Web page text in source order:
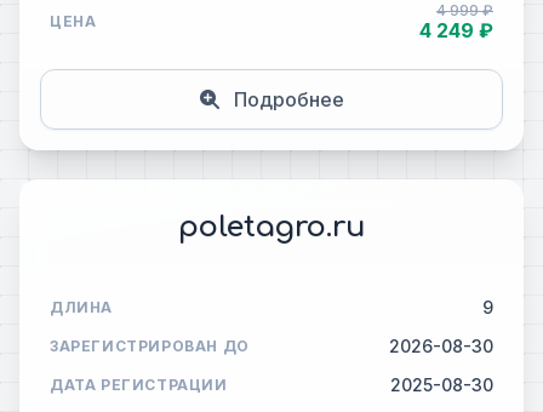
ЦЕНА
4 999 ₽
4 249 ₽
Подробнее
poletagro.ru
ДЛИНА 9
ЗАРЕГИСТРИРОВАН ДО 2026-08-30
ДАТА РЕГИСТРАЦИИ 2025-08-30